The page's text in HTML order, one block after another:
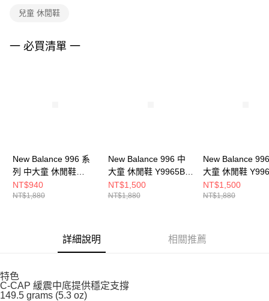
任。
請求用戶進行身份認證。
５．嚴禁一人註冊多個帳號或使用他人資訊註冊。若發現惡意使用之情形，
兒童 休閒鞋
一 必買清單 一
New Balance 996 系
列 中大童 休閒鞋
YV996PA3-W
NT$940
NT$1,880
New Balance 996 中
大童 休閒鞋 Y9965B0-
W
NT$1,500
NT$1,880
New Balance
大童 休閒鞋
W
NT$1,500
NT$1,880
詳細說明 相關推薦
特色
C-CAP 緩震中底提供穩定支撐
149.5 grams (5.3 oz)